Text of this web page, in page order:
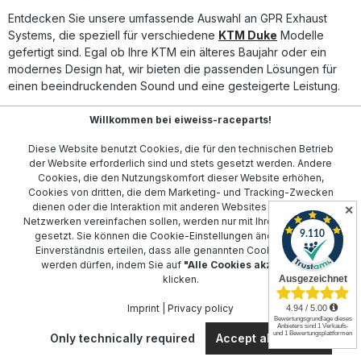
Entdecken Sie unsere umfassende Auswahl an GPR Exhaust
Systems, die speziell für verschiedene KTM Duke Modelle
gefertigt sind. Egal ob Ihre KTM ein älteres Baujahr oder ein
modernes Design hat, wir bieten die passenden Lösungen für
einen beeindruckenden Sound und eine gesteigerte Leistung.
Unsere Auspuffanlagen sind nicht nur fürKTM Adventure
KTM Supermotoausgelegt. Dank der robusten Materialien und
fortschrittlichen Technologie werden Sie die Performance Ihrer
Maschine spürbar verbessern.
Unsere GPR Auspuffanlagen stehen für Qualität und Innovation
und bieten eine deutliche Leistungssteigerung sowie ein
unverwechselbares Klangerlebnis. Lassen Sie sich von der
Vielzahl unserer Angebote inspirieren und finden Sie den
optimalen GPR Exhaust für Ihr KTM Modell.
Contact
Willkommen bei eiweiss-raceparts!
Diese Website benutzt Cookies, die für den technischen Betrieb
der Website erforderlich sind und stets gesetzt werden. Andere
Cookies, die den Nutzungskomfort dieser Website erhöhen,
Cookies von dritten, die dem Marketing- und Tracking-Zwecken
dienen oder die Interaktion mit anderen Websites und sozialen
Netzwerken vereinfachen sollen, werden nur mit Ihrer Zustimmung
gesetzt. Sie können die Cookie-Einstellungen ändern oder Ihr
Einverständnis erteilen, dass alle genannten Cookies gesetzt
werden dürfen, indem Sie auf "Alle Cookies akzeptieren"
klicken.
Imprint Privacy policy
Only technically required Accept all cookies
✕